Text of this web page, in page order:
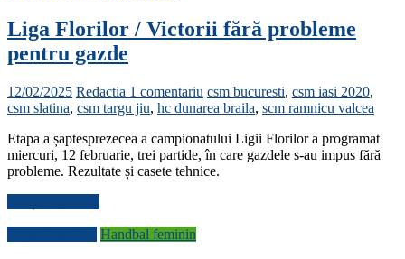
Liga Florilor / Victorii fără probleme
pentru gazde
12/02/2025 Redactia 1 comentariu csm bucuresti, csm iasi 2020,
csm slatina, csm targu jiu, hc dunarea braila, scm ramnicu valcea
Etapa a șaptesprezecea a campionatului Ligii Florilor a programat
miercuri, 12 februarie, trei partide, în care gazdele s-au impus fără
probleme. Rezultate și casete tehnice.
Handbal feminin